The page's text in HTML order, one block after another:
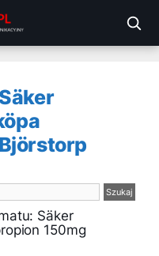
Säker
150mg